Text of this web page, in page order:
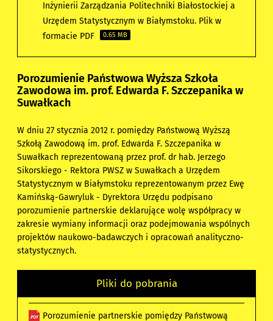
Inżynierii Zarządzania Politechniki Białostockiej a
Urzędem Statystycznym w Białymstoku. Plik w
formacie PDF
0.65 MB
Porozumienie Państwowa Wyższa Szkoła
Zawodowa im. prof. Edwarda F. Szczepanika w
Suwałkach
W dniu 27 stycznia 2012 r. pomiędzy Państwową Wyższą
Szkołą Zawodową im. prof. Edwarda F. Szczepanika w
Suwałkach reprezentowaną przez prof. dr hab. Jerzego
Sikorskiego - Rektora PWSZ w Suwałkach a Urzędem
Statystycznym w Białymstoku reprezentowanym przez Ewę
Kamińską-Gawryluk - Dyrektora Urzędu podpisano
porozumienie partnerskie deklarujące wolę współpracy w
zakresie wymiany informacji oraz podejmowania wspólnych
projektów naukowo-badawczych i opracowań analityczno-
statystycznych.
Pliki do pobrania
Porozumienie partnerskie pomiędzy Państwową